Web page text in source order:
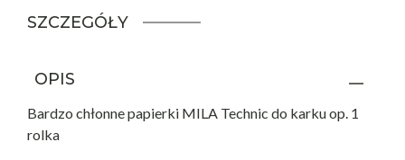
SZCZEGÓŁY
OPIS
Bardzo chłonne papierki MILA Technic do karku op. 1
rolka